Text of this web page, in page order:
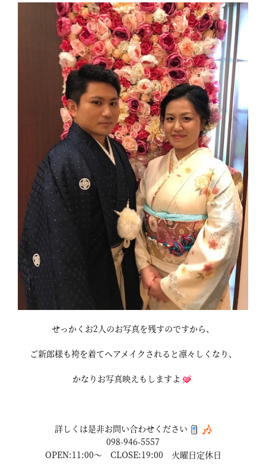
せっかくお2人のお写真を残すのですから、
ご新郎様も袴を着てヘアメイクされると凛々しくなり、
かなりお写真映えもしますよ
詳しくは是非お問い合わせください
098-946-5557
OPEN:11:00～ CLOSE:19:00 火曜日定休日